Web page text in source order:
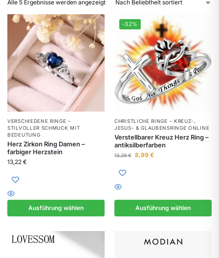
Alle 5 Ergebnisse werden angezeigt
VERSCHIEDENE RINGE –
STILVOLLER SCHMUCK MIT
BEDEUTUNG
Herz Zirkon Ring Damen –
farbiger Herzstein
13,22 €
Ausführung wählen
-32%
CHRISTLICHE RINGE – KREUZ-,
JESUS- & GLAUBENSRINGE ONLINE
Verstellbarer Kreuz Herz Ring –
antiksilberfarben
13,29€ 8,99 €
Ausführung wählen